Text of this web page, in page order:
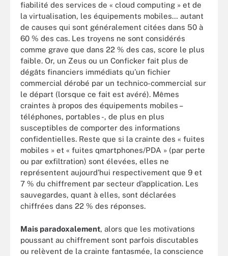
fiabilité des services de « cloud computing » et de
la virtualisation, les équipements mobiles… autant
de causes qui sont généralement citées dans 50 à
60 % des cas. Les troyens ne sont considérés
comme grave que dans 22 % des cas, score le plus
faible. Or, un Zeus ou un Conficker fait plus de
dégâts financiers immédiats qu’un fichier
commercial dérobé par un technico-commercial sur
le départ (lorsque ce fait est avéré). Mêmes
craintes à propos des équipements mobiles –
téléphones, portables -, de plus en plus
susceptibles de comporter des informations
confidentielles. Reste que si la crainte des « fuites
mobiles » et « fuites qmartphones/PDA » (par perte
ou par exfiltration) sont élevées, elles ne
représentent aujourd’hui respectivement que 9 et
7 % du chiffrement par secteur d’application. Les
sauvegardes, quant à elles, sont déclarées
chiffrées dans 22 % des réponses.
Mais paradoxalement, alors que les motivations
poussant au chiffrement sont parfois discutables
ou relèvent de la crainte fantasmée, la conscience